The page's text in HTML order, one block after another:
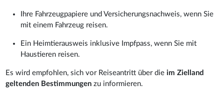
Ihre Fahrzeugpapiere und Versicherungsnachweis, wenn Sie
mit einem Fahrzeug reisen.
Ein Heimtierausweis inklusive Impfpass, wenn Sie mit
Haustieren reisen.
Es wird empfohlen, sich vor Reiseantritt über dieim Zielland
geltenden Bestimmungen zu informieren.